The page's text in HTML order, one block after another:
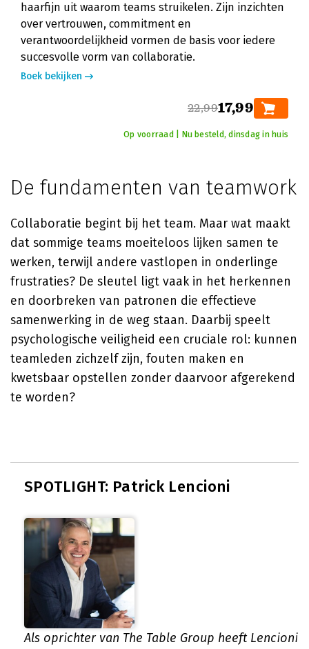
haarfijn uit waarom teams struikelen. Zijn inzichten
over vertrouwen, commitment en
verantwoordelijkheid vormen de basis voor iedere
succesvolle vorm van collaboratie.
Boek bekijken
22,9917,99
Op voorraad | Nu besteld, dinsdag in huis
De fundamenten van teamwork
Collaboratie begint bij het team. Maar wat maakt
dat sommige teams moeiteloos lijken samen te
werken, terwijl andere vastlopen in onderlinge
frustraties? De sleutel ligt vaak in het herkennen
en doorbreken van patronen die effectieve
samenwerking in de weg staan. Daarbij speelt
psychologische veiligheid een cruciale rol: kunnen
teamleden zichzelf zijn, fouten maken en
kwetsbaar opstellen zonder daarvoor afgerekend
te worden?
SPOTLIGHT: Patrick Lencioni
Als oprichter van The Table Group heeft Lencioni